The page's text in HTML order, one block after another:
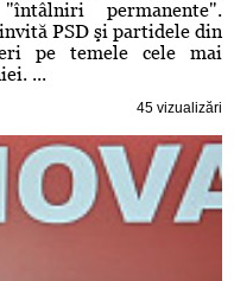
permanente".
PSD şi partidele din
pe temele cele mai
...
45 vizualizări